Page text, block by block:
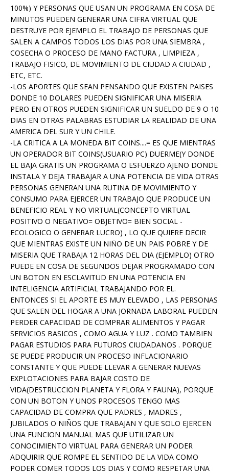
100%) Y PERSONAS QUE USAN UN PROGRAMA EN COSA DE
MINUTOS PUEDEN GENERAR UNA CIFRA VIRTUAL QUE
DESTRUYE POR EJEMPLO EL TRABAJO DE PERSONAS QUE
SALEN A CAMPOS TODOS LOS DIAS POR UNA SIEMBRA ,
COSECHA O PROCESO DE MANO FACTURA , LIMPIEZA ,
TRABAJO FISICO, DE MOVIMIENTO DE CIUDAD A CIUDAD ,
ETC, ETC.
-LOS APORTES QUE SEAN PENSANDO QUE EXISTEN PAISES
DONDE 10 DOLARES PUEDEN SIGNIFICAR UNA MISERIA
PERO EN OTROS PUEDEN SIGNIFICAR UN SUELDO DE 9 O 10
DIAS EN OTRAS PALABRAS ESTUDIAR LA REALIDAD DE UNA
AMERICA DEL SUR Y UN CHILE.
-LA CRITICA A LA MONEDA BIT COINS....= ES QUE MIENTRAS
UN OPERADOR BIT COINS(USUARIO PC) DUERME(Y DONDE
EL BAJA GRATIS UN PROGRAMA O ESFUERZO AJENO DONDE
INSTALA Y DEJA TRABAJAR A UNA POTENCIA DE VIDA OTRAS
PERSONAS GENERAN UNA RUTINA DE MOVIMIENTO Y
CONSUMO PARA EJERCER UN TRABAJO QUE PRODUCE UN
BENEFICIO REAL Y NO VIRTUAL(CONCEPTO VIRTUAL
POSITIVO O NEGATIVO= OBJETIVO= BIEN SOCIAL -
ECOLOGICO O GENERAR LUCRO) , LO QUE QUIERE DECIR
QUE MIENTRAS EXISTE UN NIÑO DE UN PAIS POBRE Y DE
MISERIA QUE TRABAJA 12 HORAS DEL DIA (EJEMPLO) OTRO
PUEDE EN COSA DE SEGUNDOS DEJAR PROGRAMADO CON
UN BOTON EN ESCLAVITUD EN UNA POTENCIA EN
INTELIGENCIA ARTIFICIAL TRABAJANDO POR EL.
ENTONCES SI EL APORTE ES MUY ELEVADO , LAS PERSONAS
QUE SALEN DEL HOGAR A UNA JORNADA LABORAL PUEDEN
PERDER CAPACIDAD DE COMPRAR ALIMENTOS Y PAGAR
SERVICIOS BASICOS , COMO AGUA Y LUZ . COMO TAMBIEN
PAGAR ESTUDIOS PARA FUTUROS CIUDADANOS . PORQUE
SE PUEDE PRODUCIR UN PROCESO INFLACIONARIO
CONSTANTE Y QUE PUEDE LLEVAR A GENERAR NUEVAS
EXPLOTACIONES PARA BAJAR COSTO DE
VIDA(DESTRUCCION PLANETA Y FLORA Y FAUNA), PORQUE
CON UN BOTON Y UNOS PROCESOS TENGO MAS
CAPACIDAD DE COMPRA QUE PADRES , MADRES ,
JUBILADOS O NIÑOS QUE TRABAJAN Y QUE SOLO EJERCEN
UNA FUNCION MANUAL MAS QUE UTILIZAR UN
CONOCIMIENTO VIRTUAL PARA GENERAR UN PODER
ADQUIRIR QUE ROMPE EL SENTIDO DE LA VIDA COMO
PODER COMER TODOS LOS DIAS Y COMO RESPETAR UNA